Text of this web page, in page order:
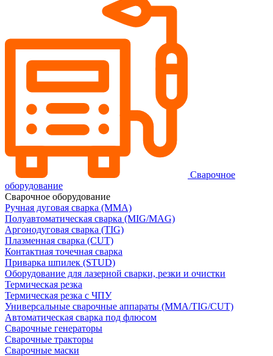
Сварочное
оборудование
Сварочное оборудование
Ручная дуговая сварка (MMA)
Полуавтоматическая сварка (MIG/MAG)
Аргонодуговая сварка (TIG)
Плазменная сварка (CUT)
Контактная точечная сварка
Приварка шпилек (STUD)
Оборудование для лазерной сварки, резки и очистки
Термическая резка
Термическая резка с ЧПУ
Универсальные сварочные аппараты (MMA/TIG/CUT)
Автоматическая сварка под флюсом
Сварочные генераторы
Сварочные тракторы
Сварочные маски